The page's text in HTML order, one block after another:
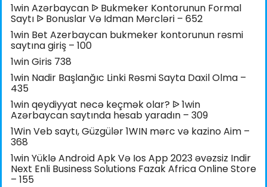
1win Azərbaycan ᐉ Bukmeker Kontorunun Formal
Saytı ᐉ Bonuslar Və Idman Mərcləri – 652
1win Bet Azerbaycan bukmeker kontorunun rəsmi
saytına giriş – 100
1win Giris 738
1win Nadir Başlanğıc Linki Rəsmi Sayta Daxil Olma –
435
1win qeydiyyat necə keçmək olar? ᐉ 1win
Azərbaycan saytında hesab yaradın – 309
1Win Veb saytı, Güzgülər 1WIN mərc və kazino Aim –
368
1win Yüklə Android Apk Və Ios App 2023 əvəzsiz Indir
Next Enli Business Solutions Fazak Africa Online Store
– 155